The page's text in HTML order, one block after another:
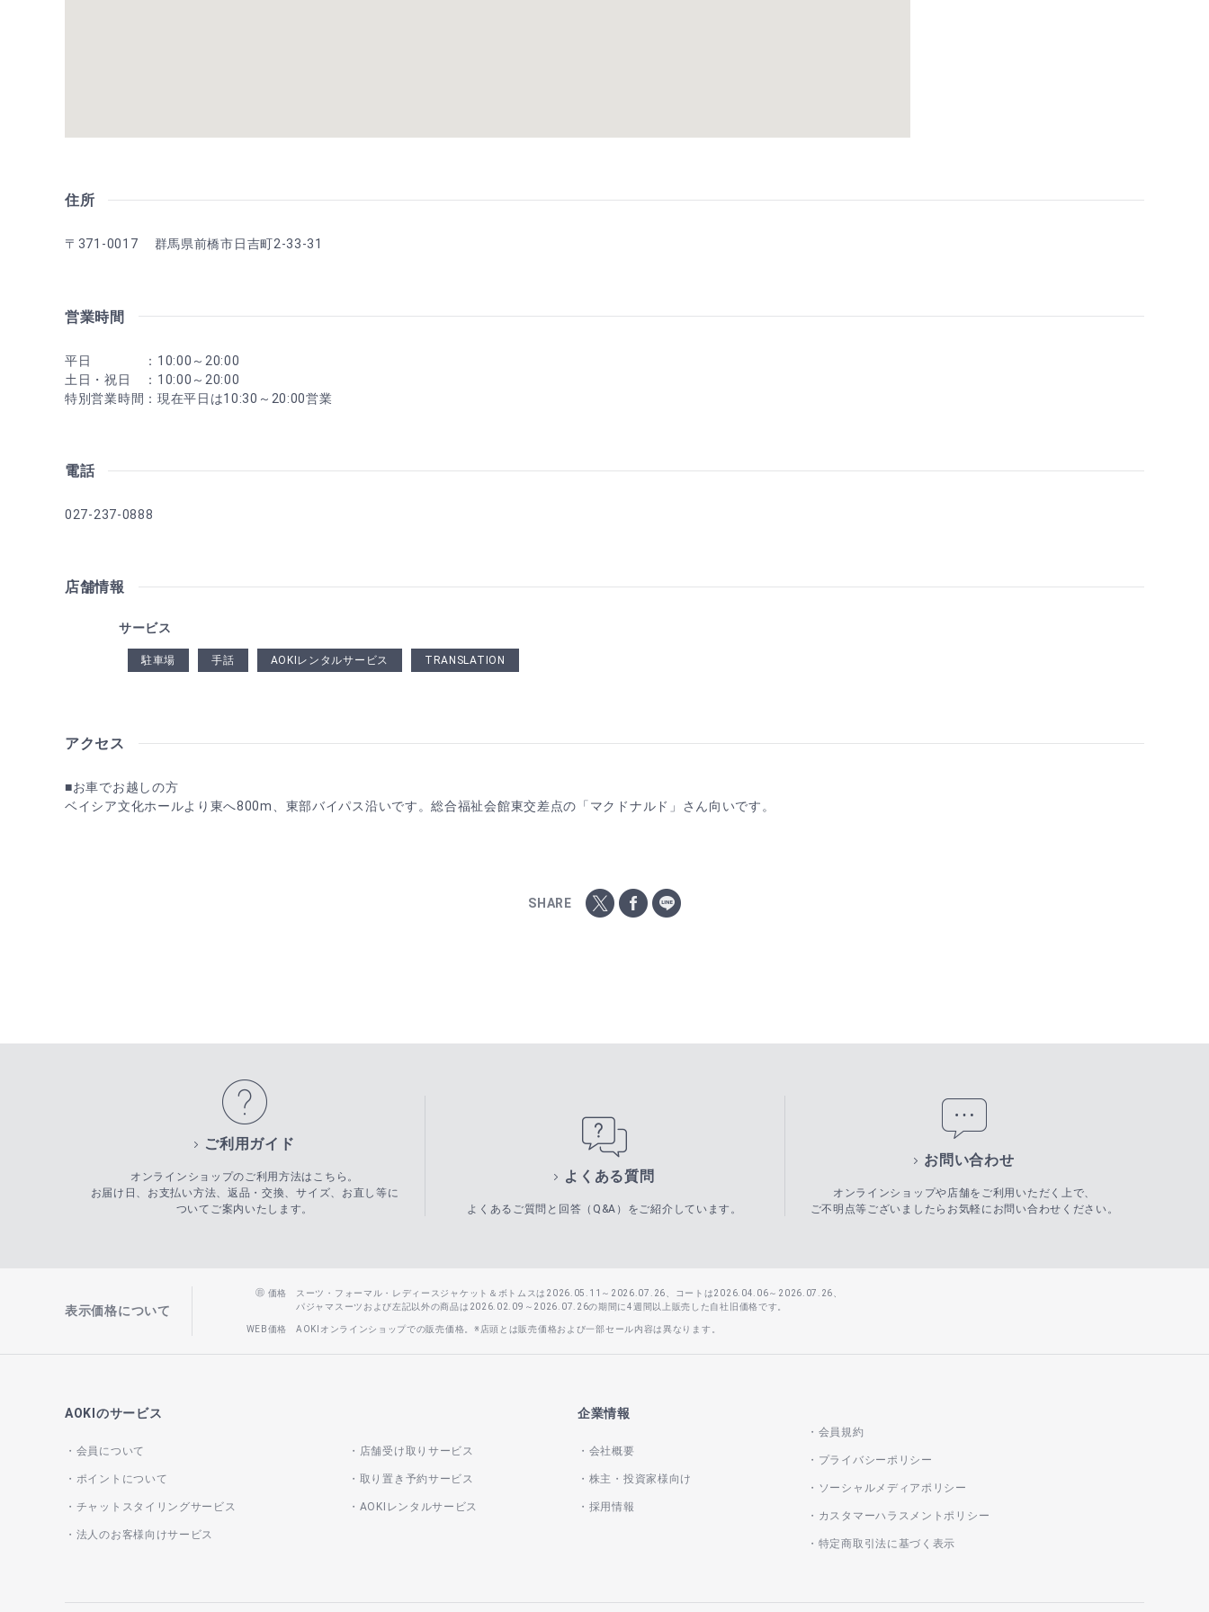
住所
〒371-0017 群馬県前橋市日吉町2-33-31
営業時間
平日 ：10:00～20:00
土日・祝日 ：10:00～20:00
特別営業時間：現在平日は10:30～20:00営業
電話
027-237-0888
店舗情報
サービス
駐車場 手話 AOKIレンタルサービス TRANSLATION
アクセス
■お車でお越しの方
ベイシア文化ホールより東へ800m、東部バイパス沿いです。総合福祉会館東交差点の「マクドナルド」さん向いです。
SHARE
ご利用ガイド
オンラインショップのご利用方法はこちら。
お届け日、お支払い方法、返品・交換、サイズ、お直し等に
ついてご案内いたします。
よくある質問
よくあるご質問と回答（Q&A）をご紹介しています。
お問い合わせ
オンラインショップや店舗をご利用いただく上で、
ご不明点等ございましたらお気軽にお問い合わせください。
表示価格について
価格
スーツ・フォーマル・レディースジャケット＆ボトムスは2026.05.11～2026.07.26、コートは2026.04.06～2026.07.26、
パジャマスーツおよび左記以外の商品は2026.02.09～2026.07.26の期間に4週間以上販売した自社旧価格です。
WEB価格 AOKIオンラインショップでの販売価格。※店頭とは販売価格および一部セール内容は異なります。
AOKIのサービス
会員について
ポイントについて
チャットスタイリングサービス
店舗受け取りサービス
取り置き予約サービス
AOKIレンタルサービス
法人のお客様向けサービス
企業情報
会社概要
株主・投資家様向け
採用情報
会員規約
プライバシーポリシー
ソーシャルメディアポリシー
カスタマーハラスメントポリシー
特定商取引法に基づく表示